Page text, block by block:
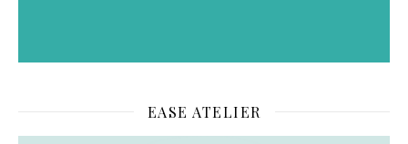
EASE ATELIER